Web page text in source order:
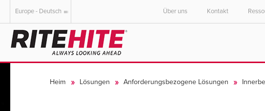
AMERICAS
English
English
Deutsch
Europe - Deutsch Über uns Kontakt
Heim Lösungen Anforderungsbezogene Lösungen